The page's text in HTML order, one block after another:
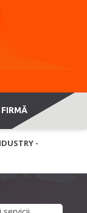
FIRMĂ
-